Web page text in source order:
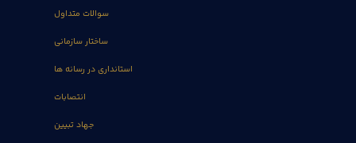
سوالات متداول
ساختار سازمانی
استانداری در رسانه ها
انتصابات
جهاد تبیین